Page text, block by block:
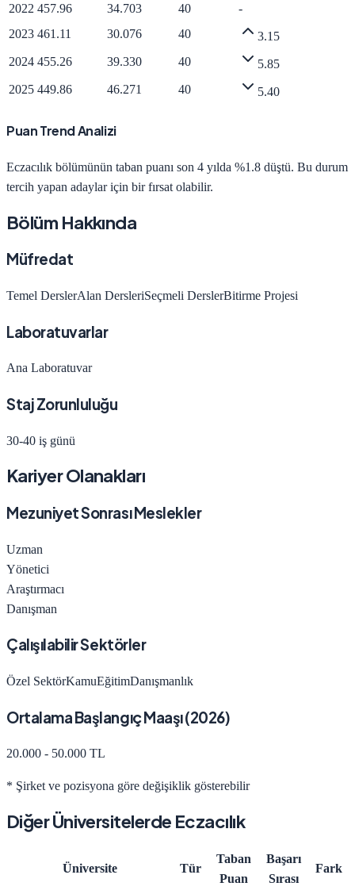
2022 457.96 34.703 40
-
2023 461.11 30.076 40
3.15
2024 455.26 39.330 40
5.85
2025 449.86 46.271 40 5.40
Puan Trend Analizi
Eczacılık bölümünün taban puanı son 4 yılda %1.8 düştü. Bu durum
tercih yapan adaylar için bir fırsat olabilir.
Bölüm Hakkında
Müfredat
Temel DerslerAlan DersleriSeçmeli DerslerBitirme Projesi
Laboratuvarlar
Ana Laboratuvar
Staj Zorunluluğu
30-40 iş günü
Kariyer Olanakları
Mezuniyet Sonrası Meslekler
Uzman
Yönetici
Araştırmacı
Danışman
Çalışılabilir Sektörler
Özel SektörKamuEğitimDanışmanlık
Ortalama Başlangıç Maaşı (2026)
20.000 - 50.000 TL
* Şirket ve pozisyona göre değişiklik gösterebilir
Diğer Üniversitelerde Eczacılık
Üniversite Tür
Taban
Puan
Başarı
Sırası
Fark